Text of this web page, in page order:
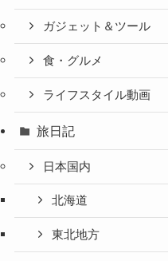
ガジェット＆ツール
食・グルメ
ライフスタイル動画
旅日記
日本国内
北海道
東北地方